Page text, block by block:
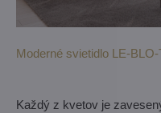
Moderné svietidlo LE-BLO-
Každý z kvetov je